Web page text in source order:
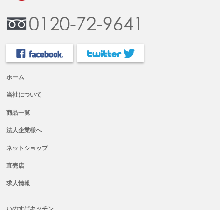
ホーム
当社について
商品一覧
法人企業様へ
ネットショップ
直売店
求人情報